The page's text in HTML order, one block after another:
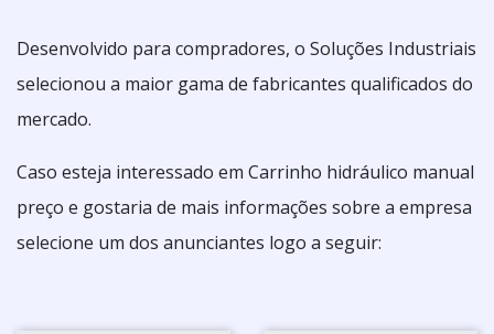
Desenvolvido para compradores, o Soluções Industriais
selecionou a maior gama de fabricantes qualificados do
mercado.
Caso esteja interessado em Carrinho hidráulico manual
preço e gostaria de mais informações sobre a empresa
selecione um dos anunciantes logo a seguir: